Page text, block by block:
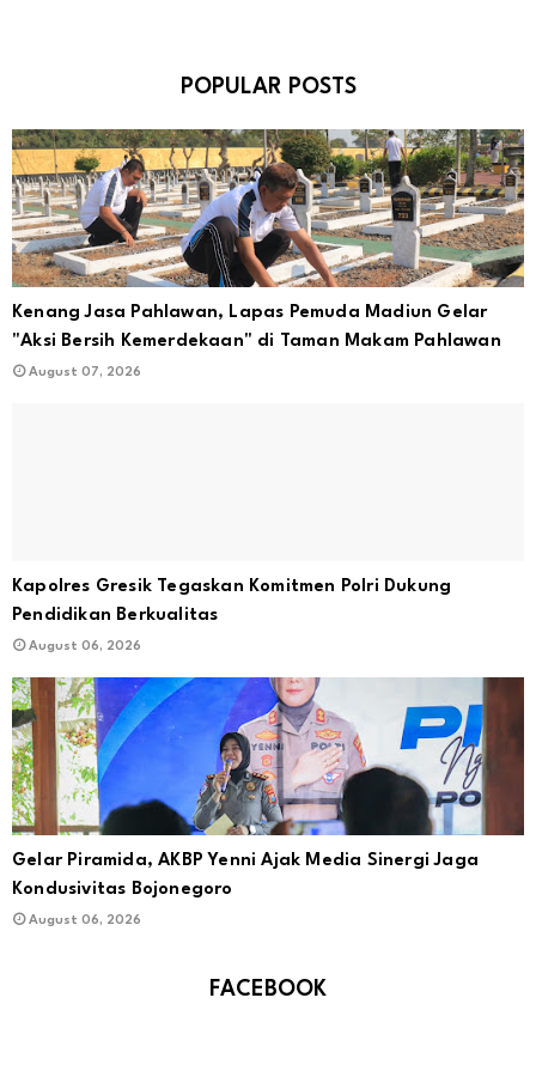
POPULAR POSTS
Kenang Jasa Pahlawan, Lapas Pemuda Madiun Gelar
"Aksi Bersih Kemerdekaan" di Taman Makam Pahlawan
August 07, 2026
Kapolres Gresik Tegaskan Komitmen Polri Dukung
Pendidikan Berkualitas
August 06, 2026
Gelar Piramida, AKBP Yenni Ajak Media Sinergi Jaga
Kondusivitas Bojonegoro
August 06, 2026
FACEBOOK